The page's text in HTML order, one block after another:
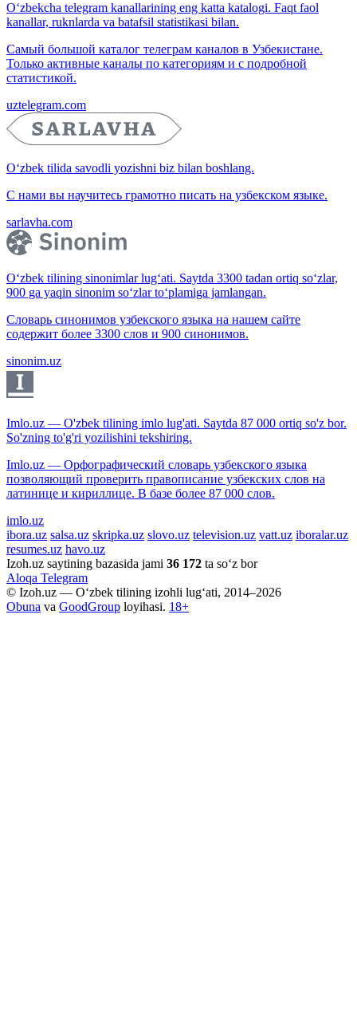
O‘zbekcha telegram kanallarining eng katta katalogi. Faqt faol
kanallar, ruknlarda va batafsil statistikasi bilan.
Самый большой каталог телеграм каналов в Узбекистане.
Только активные каналы по категориям и с подробной
статистикой.
uztelegram.com
O‘zbek tilida savodli yozishni biz bilan boshlang.
С нами вы научитесь грамотно писать на узбекском языке.
sarlavha.com
O‘zbek tilining sinonimlar lug‘ati. Saytda 3300 tadan ortiq so‘zlar,
900 ga yaqin sinonim so‘zlar to‘plamiga jamlangan.
Словарь синонимов узбекского языка на нашем сайте
содержит более 3300 слов и 900 синонимов.
sinonim.uz
Imlo.uz — O'zbek tilining imlo lug'ati. Saytda 87 000 ortiq so'z bor.
So'zning to'g'ri yozilishini tekshiring.
Imlo.uz — Орфографический словарь узбекского языка
позволяющий проверить правописание узбекских слов на
латинице и кириллице. В базе более 87 000 слов.
imlo.uz
ibora.uz salsa.uz skripka.uz slovo.uz television.uz vatt.uz iboralar.uz
resumes.uz havo.uz
Izoh.uz saytining bazasida jami 36 172 ta so‘z bor
Aloqa Telegram
© Izoh.uz — O‘zbek tilining izohli lug‘ati, 2014–2026
Obuna va GoodGroup loyihasi. 18+